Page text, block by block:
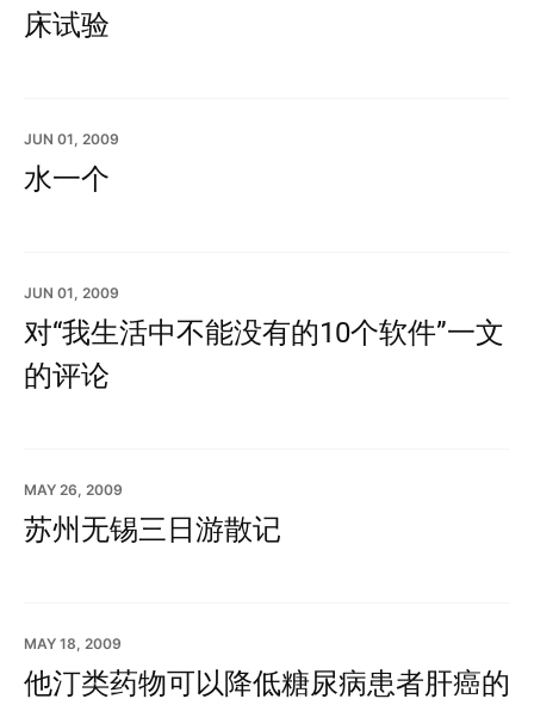
床试验
JUN 01, 2009
水一个
JUN 01, 2009
对“我生活中不能没有的10个软件”一文
的评论
MAY 26, 2009
苏州无锡三日游散记
MAY 18, 2009
他汀类药物可以降低糖尿病患者肝癌的